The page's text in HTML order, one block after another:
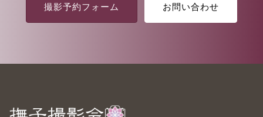
撮影予約フォーム お問い合わせ